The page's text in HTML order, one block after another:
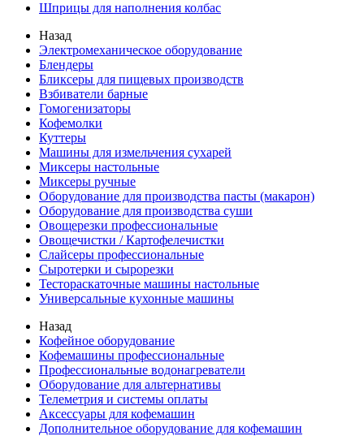
Шприцы для наполнения колбас
Назад
Электромеханическое оборудование
Блендеры
Бликсеры для пищевых производств
Взбиватели барные
Гомогенизаторы
Кофемолки
Куттеры
Машины для измельчения сухарей
Миксеры настольные
Миксеры ручные
Оборудование для производства пасты (макарон)
Оборудование для производства суши
Овощерезки профессиональные
Овощечистки / Картофелечистки
Слайсеры профессиональные
Сыротерки и сырорезки
Тестораскаточные машины настольные
Универсальные кухонные машины
Назад
Кофейное оборудование
Кофемашины профессиональные
Профессиональные водонагреватели
Оборудование для альтернативы
Телеметрия и системы оплаты
Аксессуары для кофемашин
Дополнительное оборудование для кофемашин